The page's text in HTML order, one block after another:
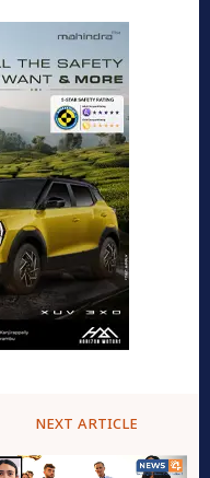
NEXT ARTICLE